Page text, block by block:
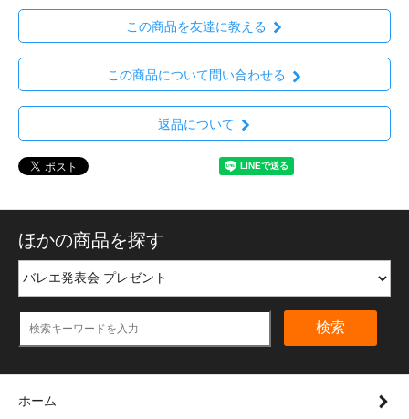
この商品を友達に教える
この商品について問い合わせる
返品について
ほかの商品を探す
検索
ホーム